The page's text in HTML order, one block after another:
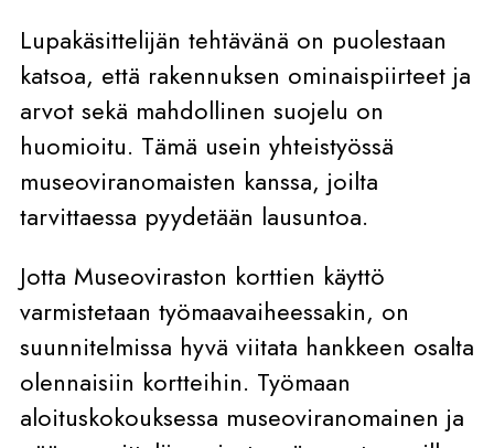
Lupakäsittelijän tehtävänä on puolestaan
katsoa, että rakennuksen ominaispiirteet ja
arvot sekä mahdollinen suojelu on
huomioitu. Tämä usein yhteistyössä
museoviranomaisten kanssa, joilta
tarvittaessa pyydetään lausuntoa.
Jotta Museoviraston korttien käyttö
varmistetaan työmaavaiheessakin, on
suunnitelmissa hyvä viitata hankkeen osalta
olennaisiin kortteihin. Työmaan
aloituskokouksessa museoviranomainen ja